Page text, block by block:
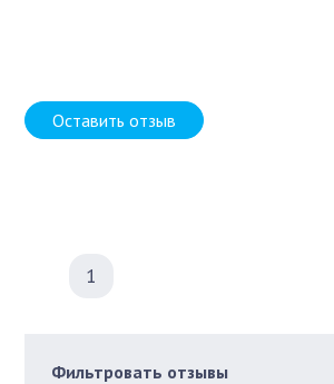
Оставить отзыв
1
Фильтровать отзывы